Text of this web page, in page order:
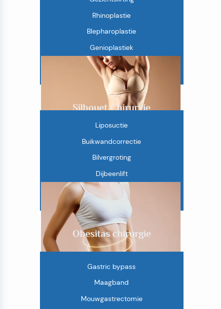
Rhinoplastie
Blepharoplastie
Genioplastiek
Otoplastie
Silhouet Chirurgie
Liposuctie
Buikwandcorrectie
Bilvergroting
Dijbeenlift
Obesitas chirurgie
Gastric bypass
Maagband
Mouwgastrectomie